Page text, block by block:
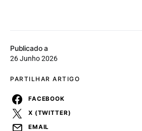
Publicado a
26 Junho 2026
PARTILHAR ARTIGO
FACEBOOK
X (TWITTER)
EMAIL